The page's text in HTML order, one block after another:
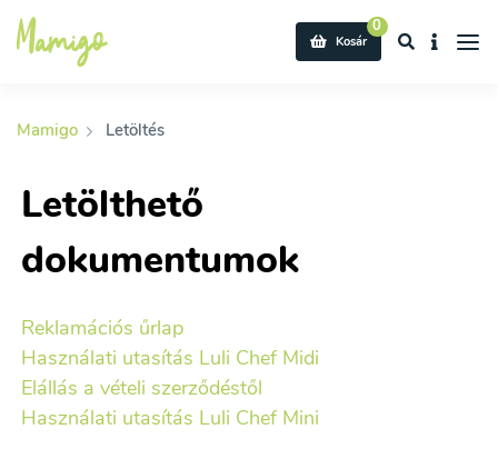
0
Kosár
Mamigo Letöltés
Letölthető
dokumentumok
Reklamációs űrlap
Használati utasítás Luli Chef Midi
Elállás a vételi szerződéstől
Használati utasítás Luli Chef Mini